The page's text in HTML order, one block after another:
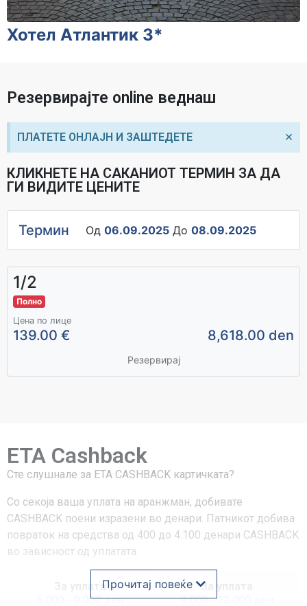
Хотел Атлантик 3*
Резервирајте online веднаш
ПЛАТЕТЕ ОНЛАЈН И ЗАШТЕДЕТЕ ×
КЛИКНЕТЕ НА САКАНИОТ ТЕРМИН ЗА ДА
ГИ ВИДИТЕ ЦЕНИТЕ
Термин Од 06.09.2025 До 08.09.2025
1/2
Полно
Цена по лице
139.00 € 8,618.00 den
Резервирај
ETA Cashback
Сте слушнале за ЕТА CASHBACK картичката?
Со секоја ваша уплата на аранжман, добивате
CASHBACK поени изразени во денари. Патникот добива
повраток на средства од 400 до 4.100 денари CASHBACK
во зависност од уплатата.
За уплата
6.000 - 9.000 ден
За уплата
9.000 - 12.000 ден
Прочитај повеќе